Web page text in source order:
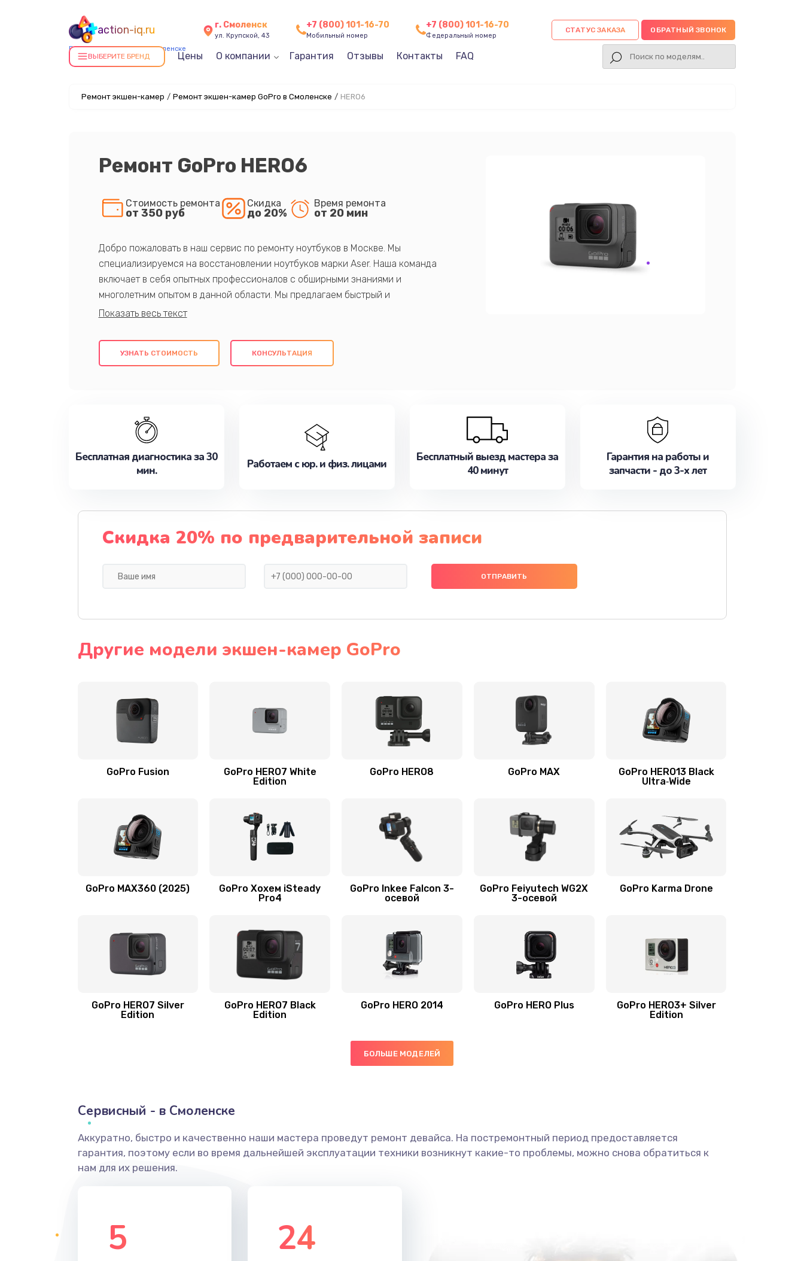
action-iq.ru
Ремонт экшен-камер в Смоленске
г. Смоленск
ул. Крупской, 43
+7 (800) 101-16-70
Мобильный номер
+7 (800) 101-16-70
Федеральный номер
СТАТУС ЗАКАЗА ОБРАТНЫЙ ЗВОНОК
ВЫБЕРИТЕ БРЕНД Цены О компании Гарантия Отзывы Контакты FAQ
Ремонт экшен-камер / Ремонт экшен-камер GoPro в Смоленске / HERO6
Ремонт GoPro HERO6
Стоимость ремонта
от 350 руб
Скидка
до 20%
Время ремонта
от 20 мин
Добро пожаловать в наш сервис по ремонту ноутбуков в Москве. Мы
специализируемся на восстановлении ноутбуков марки Aser. Наша команда
включает в себя опытных профессионалов с обширными знаниями и
многолетним опытом в данной области. Мы предлагаем быстрый и
качественный ремонт с использованием оригинальных компонентов, а также
клиентам надежное и профессиональное обслуживание, удовлетворяя их
потребности наилучшим образом. Не медлите записаться на ремонт уже
УЗНАТЬ СТОИМОСТЬ КОНСУЛЬТАЦИЯ
Бесплатная диагностика за 30
мин.
Работаем с юр. и физ. лицами
Бесплатный выезд мастера за
40 минут
Гарантия на работы и
запчасти - до 3-х лет
Скидка 20% по предварительной записи
Другие модели экшен-камер GoPro
GoPro Fusion
GoPro HERO7 White
Edition
GoPro HERO8 GoPro MAX
GoPro HERO13 Black
Ultra‑Wide
GoPro MAX360 (2025)
GoPro Хохем iSteady
Pro4
GoPro Inkee Falcon 3-
осевой
GoPro Feiyutech WG2X
3-осевой
GoPro Karma Drone
GoPro HERO7 Silver
Edition
GoPro HERO7 Black
Edition
GoPro HERO 2014 GoPro HERO Plus
GoPro HERO3+ Silver
Edition
БОЛЬШЕ МОДЕЛЕЙ
Сервисный - в Смоленске
Аккуратно, быстро и качественно наши мастера проведут ремонт девайса. На постремонтный период предоставляется
гарантия, поэтому если во время дальнейшей эксплуатации техники возникнут какие-то проблемы, можно снова обратиться к
нам для их решения.
5 24